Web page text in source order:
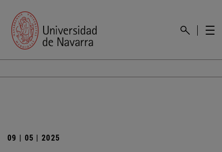
09 | 05 | 2025